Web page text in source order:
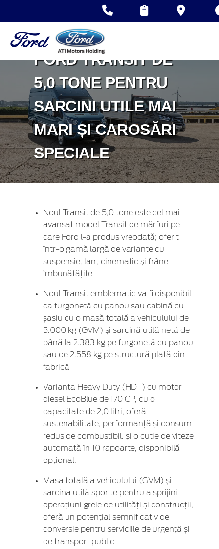
AUTOUTILITARĂ DE
PÂNĂ ACUM - UN
FORD TRANSIT DE
5,0 TONE PENTRU
SARCINI UTILE MAI
MARI ȘI CAROSĂRI
SPECIALE
Noul Transit de 5,0 tone este cel mai
avansat model Transit de mărfuri pe
care Ford l-a produs vreodată; oferit
într-o gamă largă de variante cu
suspensie, lanț cinematic și frâne
îmbunătățite
Noul Transit emblematic va fi disponibil
ca furgonetă cu panou sau cabină cu
șasiu cu o masă totală a vehiculului de
5.000 kg (GVM) și sarcină utilă netă de
până la 2.383 kg pe furgonetă cu panou
sau de 2.558 kg pe structură plată din
fabrică
Varianta Heavy Duty (HDT) cu motor
diesel EcoBlue de 170 CP, cu o
capacitate de 2,0 litri, oferă
sustenabilitate, performanță și consum
redus de combustibil, și o cutie de viteze
automată în 10 rapoarte, disponibilă
opțional.
Masa totală a vehiculului (GVM) și
sarcina utilă sporite pentru a sprijini
operațiuni grele de utilități și construcții,
oferă un potențial semnificativ de
conversie pentru serviciile de urgență și
de transport public